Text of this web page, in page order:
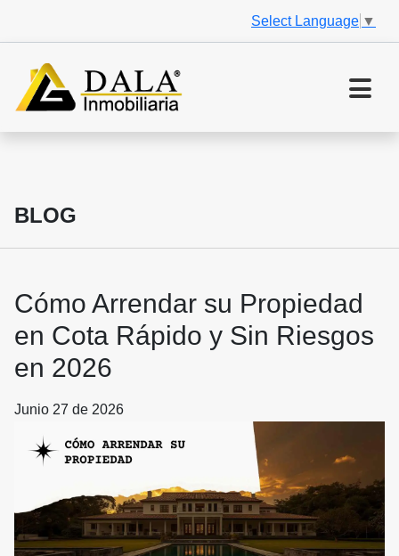
Select Language ▼
BLOG
Cómo Arrendar su Propiedad
en Cota Rápido y Sin Riesgos
en 2026
Junio 27 de 2026